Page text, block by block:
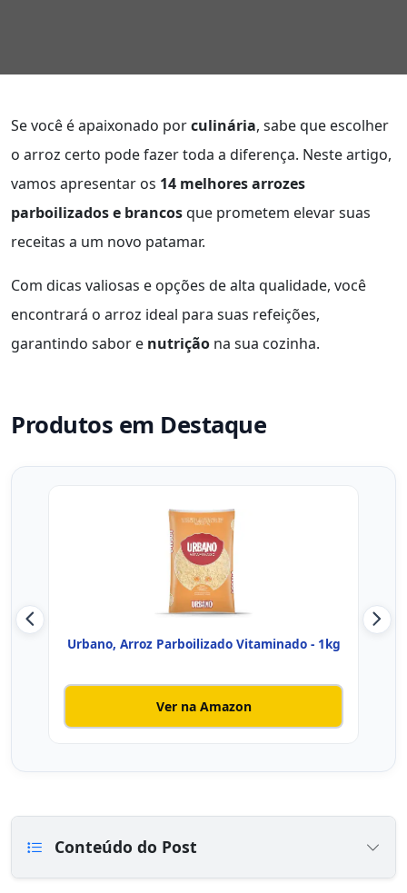
Se você é apaixonado porculinária, sabe que escolher
o arroz certo pode fazer toda a diferença. Neste artigo,
vamos apresentar os 14 melhores arrozes
parboilizados e brancosque prometem elevar suas
receitas a um novo patamar.
Com dicas valiosas e opções de alta qualidade, você
encontrará o arroz ideal para suas refeições,
garantindo sabor e nutrição na sua cozinha.
Produtos em Destaque
Urbano, Arroz Parboilizado Vitaminado - 1kg
Ver na Amazon
Conteúdo do Post